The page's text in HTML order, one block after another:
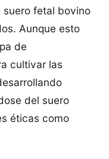
suero fetal bovino
Aunque esto
de
cultivar las
del suero
éticas como